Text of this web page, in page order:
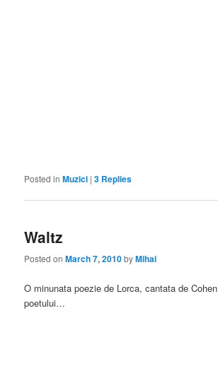
Posted in Muzici |3 Replies
Waltz
Posted onMarch 7, 2010byMihai
O minunata poezie de Lorca, cantata de
poetului…